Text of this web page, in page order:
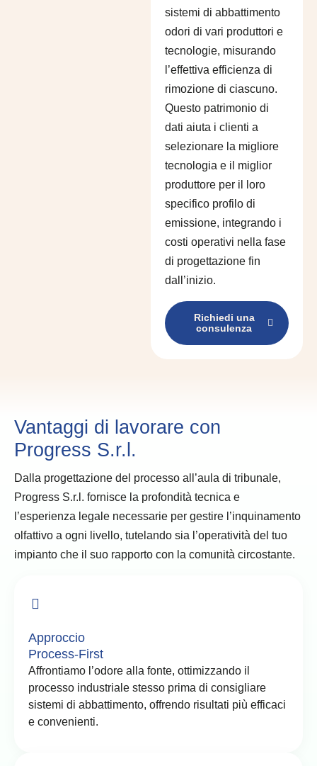
sistemi di abbattimento
odori di vari produttori e
tecnologie, misurando
l’effettiva efficienza di
rimozione di ciascuno.
Questo patrimonio di
dati aiuta i clienti a
selezionare la migliore
tecnologia e il miglior
produttore per il loro
specifico profilo di
emissione, integrando i
costi operativi nella fase
di progettazione fin
dall’inizio.
Richiedi una
consulenza
Vantaggi di lavorare con
Progress S.r.l.
Dalla progettazione del processo all’aula di tribunale,
Progress S.r.l. fornisce la profondità tecnica e
l’esperienza legale necessarie per gestire l’inquinamento
olfattivo a ogni livello, tutelando sia l’operatività del tuo
impianto che il suo rapporto con la comunità circostante.
Approccio
Process-First
Affrontiamo l’odore alla fonte, ottimizzando il
processo industriale stesso prima di consigliare
sistemi di abbattimento, offrendo risultati più efficaci
e convenienti.